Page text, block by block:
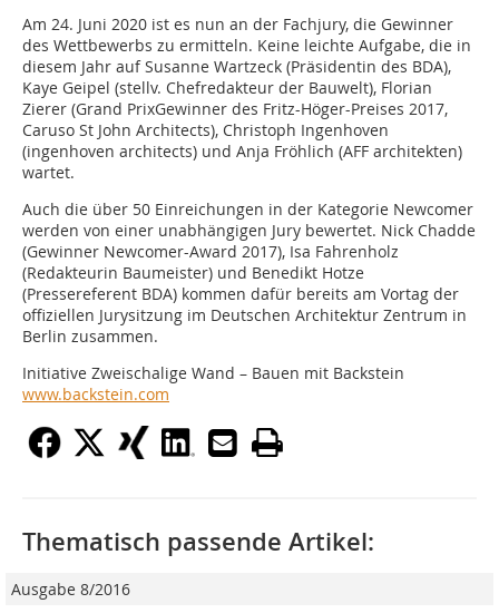
Am 24. Juni 2020 ist es nun an der Fachjury, die Gewinner
des Wettbewerbs zu ermitteln. Keine leichte Aufgabe, die in
diesem Jahr auf Susanne Wartzeck (Präsidentin des BDA),
Kaye Geipel (stellv. Chefredakteur der Bauwelt), Florian
Zierer (Grand PrixGewinner des Fritz-Höger-Preises 2017,
Caruso St John Architects), Christoph Ingenhoven
(ingenhoven architects) und Anja Fröhlich (AFF architekten)
wartet.
Auch die über 50 Einreichungen in der Kategorie Newcomer
werden von einer unabhängigen Jury bewertet. Nick Chadde
(Gewinner Newcomer-Award 2017), Isa Fahrenholz
(Redakteurin Baumeister) und Benedikt Hotze
(Pressereferent BDA) kommen dafür bereits am Vortag der
offiziellen Jurysitzung im Deutschen Architektur Zentrum in
Berlin zusammen.
Initiative Zweischalige Wand – Bauen mit Backstein
www.backstein.com
Thematisch passende Artikel:
Ausgabe 8/2016